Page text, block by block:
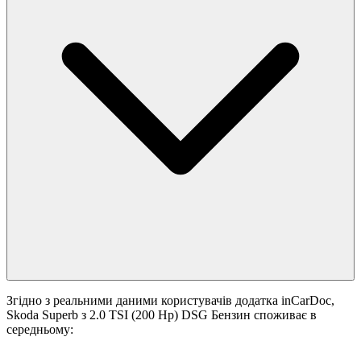
Згідно з реальними даними користувачів додатка inCarDoc,
Skoda Superb з 2.0 TSI (200 Hp) DSG Бензин споживає в
середньому: